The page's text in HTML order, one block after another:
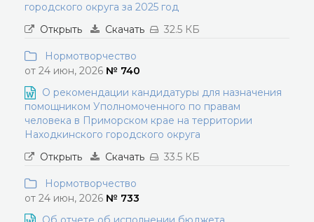
городского округа за 2025 год
Открыть
Скачать 32.5 КБ
Нормотворчество
от 24 июн, 2026 № 740
О рекомендации кандидатуры для назначения
помощником Уполномоченного по правам
человека в Приморском крае на территории
Находкинского городского округа
Открыть
Скачать 33.5 КБ
Нормотворчество
от 24 июн, 2026 № 733